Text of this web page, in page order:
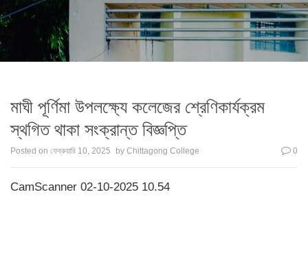
মাঘী পূর্ণিমা উপলক্ষ্যে কলেজের শ্রেণিকার্যক্রম
স্থগিত থাকা সংক্রান্ত বিজ্ঞপ্তি
Posted on ফেব্রুয়ারি 10, 2025 by Chittagong College 0
CamScanner 02-10-2025 10.54